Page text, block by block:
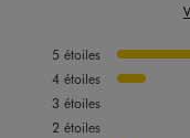
5 étoiles
4 étoiles
3 étoiles
2 étoiles